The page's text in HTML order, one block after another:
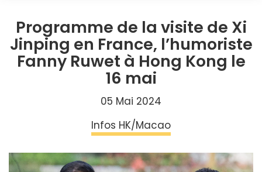
Programme de la visite de Xi
Jinping en France, l’humoriste
Fanny Ruwet à Hong Kong le
16 mai
05 Mai 2024
Infos HK/Macao